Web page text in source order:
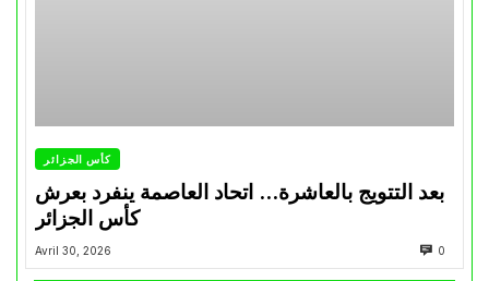
كأس الجزائر
بعد التتويج بالعاشرة… اتحاد العاصمة ينفرد بعرش
كأس الجزائر
Avril 30, 2026 0